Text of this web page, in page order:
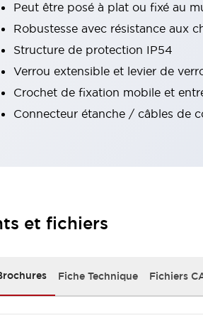
pour robots
pour robotsTout explorer
Lecteur de codes
aux normes américaines
Peut être posé à plat ou fixé au
Robustesse avec résistance aux
Structure de protection IP54
Verrou extensible et levier de
Crochet de fixation mobile et
Connecteur étanche / câbles de
et fichiers
Fiche Technique Fichiers